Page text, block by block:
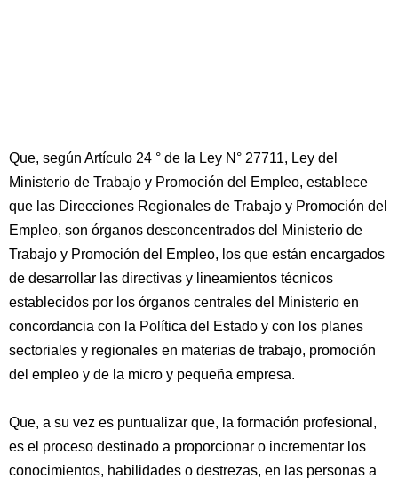
Que, según Artículo 24 ° de la Ley N° 27711, Ley del
Ministerio de Trabajo y Promoción del Empleo, establece
que las Direcciones Regionales de Trabajo y Promoción del
Empleo, son órganos desconcentrados del Ministerio de
Trabajo y Promoción del Empleo, los que están encargados
de desarrollar las directivas y lineamientos técnicos
establecidos por los órganos centrales del Ministerio en
concordancia con la Política del Estado y con los planes
sectoriales y regionales en materias de trabajo, promoción
del empleo y de la micro y pequeña empresa.
Que, a su vez es puntualizar que, la formación profesional,
es el proceso destinado a proporcionar o incrementar los
conocimientos, habilidades o destrezas, en las personas a